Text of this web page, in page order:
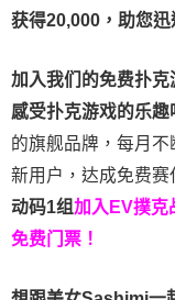
获得20,000，助您迅
加入我们的免费扑克
感受扑克游戏的乐趣
的旗舰品牌，每月
新用户，达成免费
动码1组加入EV撲克
免费门票！